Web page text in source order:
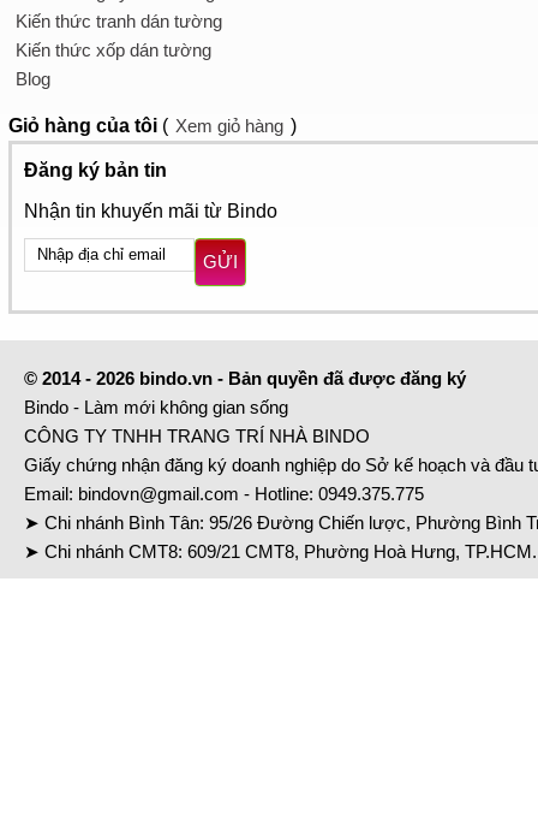
Kiến thức tranh dán tường
Kiến thức xốp dán tường
Blog
Giỏ hàng của tôi ( Xem giỏ hàng )
Đăng ký bản tin
Nhận tin khuyến mãi từ Bindo
GỬI
© 2014 - 2026 bindo.vn - Bản quyền đã được đăng ký
Bindo - Làm mới không gian sống
CÔNG TY TNHH TRANG TRÍ NHÀ BINDO
Giấy chứng nhận đăng ký doanh nghiệp do Sở kế hoạch và đầu
Email: bindovn@gmail.com - Hotline: 0949.375.775
➤ Chi nhánh Bình Tân: 95/26 Đường Chiến lược, Phường Bình
➤ Chi nhánh CMT8: 609/21 CMT8, Phường Hoà Hưng,